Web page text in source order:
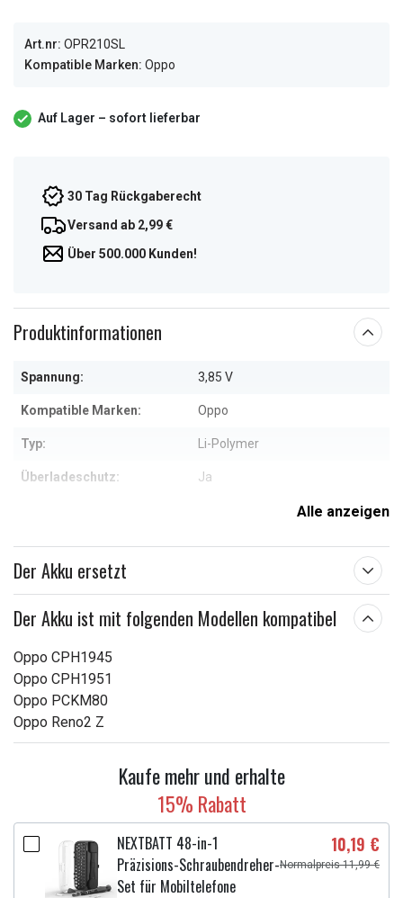
Art.nr: OPR210SL
Kompatible Marken: Oppo
Auf Lager – sofort lieferbar
30 Tag Rückgaberecht
Versand ab 2,99 €
Über 500.000 Kunden!
Produktinformationen
Spannung: 3,85 V
Kompatible Marken: Oppo
Typ: Li-Polymer
Überladeschutz: Ja
68,20 x 63,28 x 5,20 mm
Kapazität: 3900 mAh
Alle anzeigen
Der Akku ersetzt
Der Akku ist mit folgenden Modellen kompatibel
Oppo CPH1945
Oppo CPH1951
Oppo PCKM80
Oppo Reno2 Z
Kaufe mehr und erhalte
15% Rabatt
NEXTBATT 48-in-1
Präzisions-Schraubendreher-
Set für Mobiltelefone
10,19 €
Normalpreis 11,99 €